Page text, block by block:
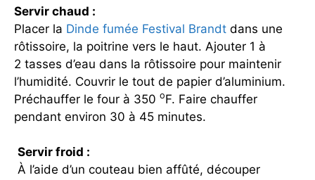
Servir chaud :
Placer la Dinde fumée Festival Brandt dans une
rôtissoire, la poitrine vers le haut. Ajouter 1 à
2 tasses d’eau dans la rôtissoire pour maintenir
l’humidité. Couvrir le tout de papier d’aluminium.
Préchauffer le four à 350 oF. Faire chauffer
pendant environ 30 à 45 minutes.
Servir froid :
À l’aide d’un couteau bien affûté, découper